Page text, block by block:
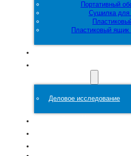
Портативный
Сушилка
Пластиковый ящик
Деловое исследование